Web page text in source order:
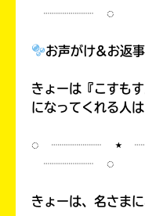
┈┈┈┈ ◌
お声がけ&お返事
きょーは『こすも
になってくれる人
◌ ┈┈┈┈ ⋆
┈┈┈┈ ◌
きょーは、名さま